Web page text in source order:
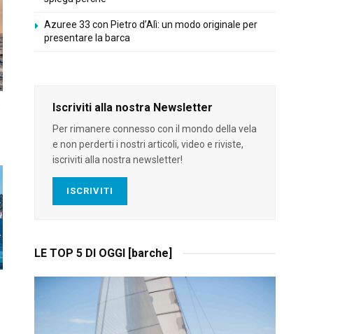
Azuree 33 con Pietro d’Alì: un modo originale per
presentare la barca
Iscriviti alla nostra Newsletter
Per rimanere connesso con il mondo della vela
e non perderti i nostri articoli, video e riviste,
iscriviti alla nostra newsletter!
ISCRIVITI
LE TOP 5 DI OGGI [barche]